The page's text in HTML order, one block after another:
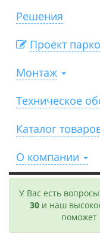
Решения
Проект
Монтаж
Техническое
Каталог
О компании
У Вас есть
30 и наш
поможет